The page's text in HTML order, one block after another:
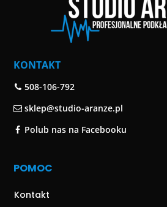
KONTAKT
508-106-792
sklep@studio-aranze.pl
Polub nas na Facebooku
POMOC
Kontakt